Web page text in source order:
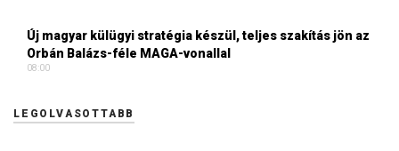
Új magyar külügyi stratégia készül, teljes szakítás jön az
Orbán Balázs-féle MAGA-vonallal
08:00
LEGOLVASOTTABB